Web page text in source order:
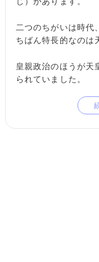
二つのちがいは時代
ちばん特長的なのは
皇親政治のほうが天
られていました。